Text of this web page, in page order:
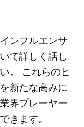
ンフルエンサ
て詳しく話し
。 これらのヒ
新たな高みに
界プレーヤー
きます。